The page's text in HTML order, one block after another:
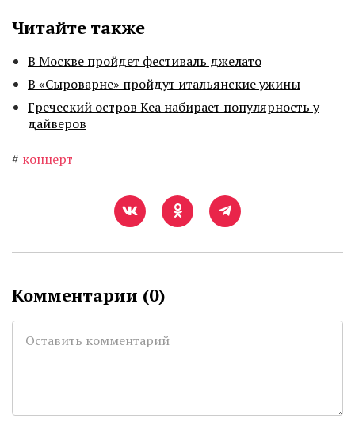
Читайте также
В Москве пройдет фестиваль джелато
В «Сыроварне» пройдут итальянские ужины
Греческий остров Кеа набирает популярность у
дайверов
# концерт
Комментарии (0)